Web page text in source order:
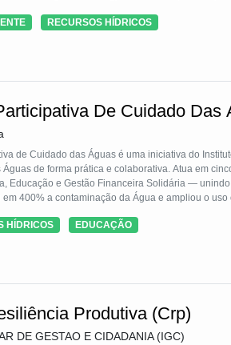
material de construção de qualquer cidade e Estado.
RECURSOS HÍDRICOS
De Cuidado Das
de Cuidado das Águas é uma iniciativa do
de forma prática e colaborativa. Atua em
Educação e Gestão Financeira Solidária —
em 400% a contaminação da Água e ampliou o
HÍDRICOS EDUCAÇÃO
Produtiva (Crp)
DE GESTAO E CIDADANIA (IGC)